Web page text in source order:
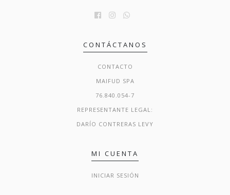
CONTÁCTANOS
CONTACTO
MAIFUD SPA
76.840.054-7
REPRESENTANTE LEGAL:
DARÍO CONTRERAS LEVY
MI CUENTA
INICIAR SESIÓN